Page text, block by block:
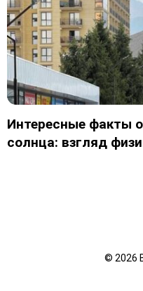
Интересные факты
солнца: взгляд
© 2026